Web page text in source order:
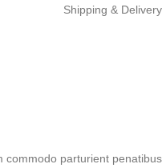
Shipping & Delivery
commodo parturient penatibus